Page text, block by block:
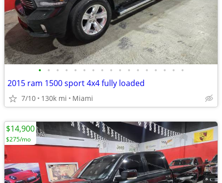
• • • • • • • • • • • • • • • • •
2015 ram 1500 sport 4x4 fully loaded
7/10 130k mi Miami
$14,900
$275/mo